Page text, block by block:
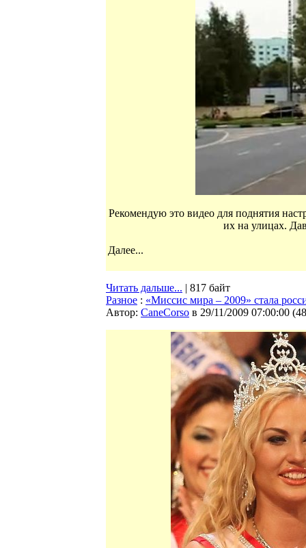
Рекомендую это видео для поднятия
их на улицах.
Далее...
Читать дальше... | 817 байт
Разное : «Миссис мира – 2009» стала
Автор: CaneCorso в 29/11/2009 07:00:00 (